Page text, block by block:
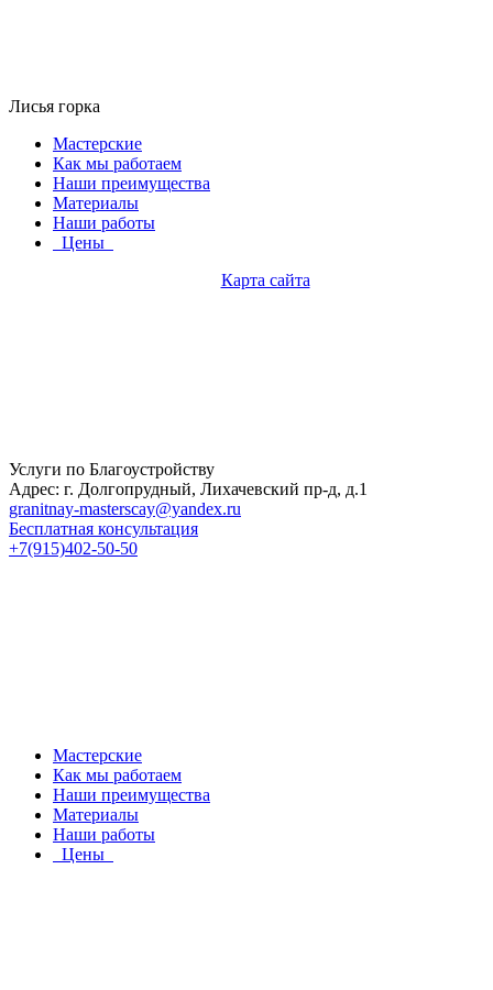
Лисья горка
Мастерские
Как мы работаем
Наши преимущества
Материалы
Наши работы
Цены
Карта сайта
Услуги по Благоустройству
Адрес: г. Долгопрудный, Лихачевский пр-д, д.1
granitnay-masterscay@yandex.ru
Бесплатная консультация
+7(915)402-50-50
Мастерские
Как мы работаем
Наши преимущества
Материалы
Наши работы
Цены